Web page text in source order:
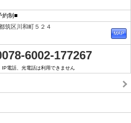
約制■
筑区川和町５２４
6002-177267
IP電話、光電話は利用できません